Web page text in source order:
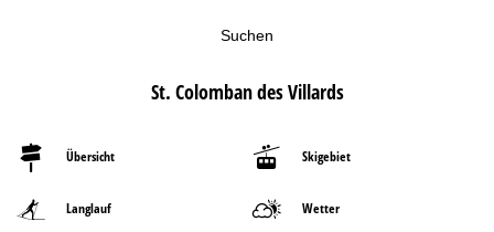
Suchen
St. Colomban des Villards
Übersicht Skigebiet
Langlauf Wetter